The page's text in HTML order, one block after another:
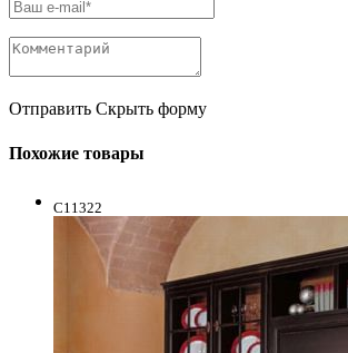
Отправить Скрыть форму
Похожие товары
C11322